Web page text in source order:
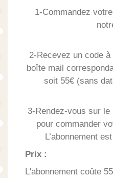
1-Commandez
2-Recevez un code
boîte mail
soit 55€ (sans
3-Rendez-vous sur
pour commander
L’abonnement
Prix :
L'abonnement coûte